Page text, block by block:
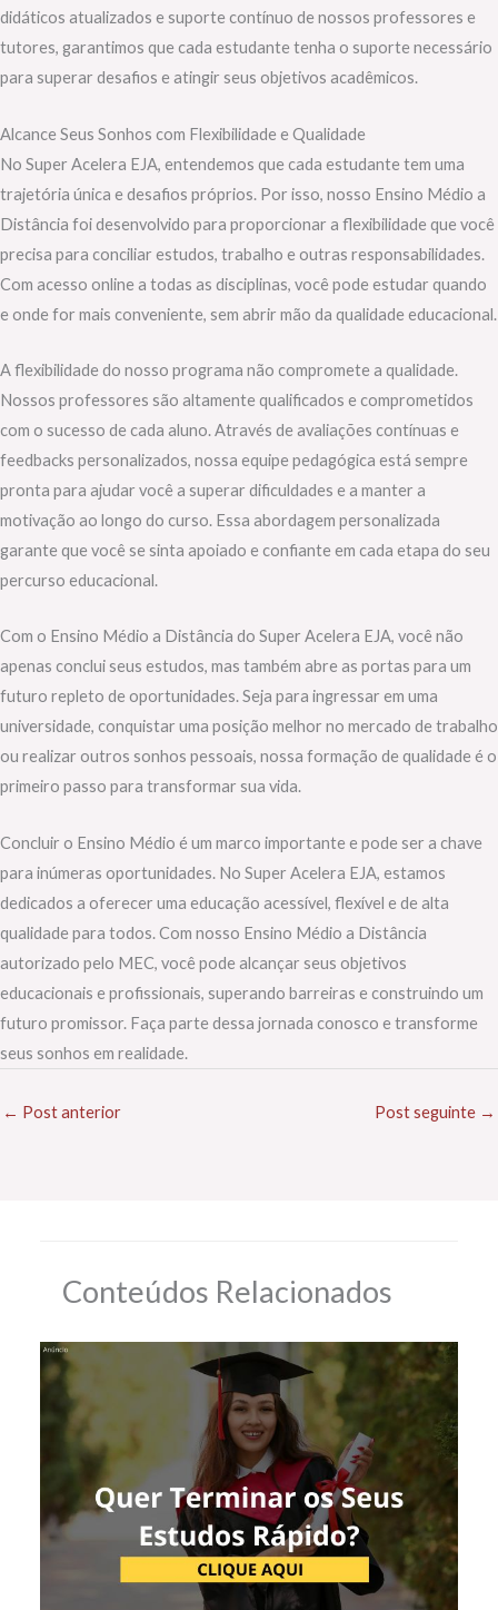
didáticos atualizados e suporte contínuo de nossos professores e
tutores, garantimos que cada estudante tenha o suporte necessário
para superar desafios e atingir seus objetivos acadêmicos.
Alcance Seus Sonhos com Flexibilidade e Qualidade
No Super Acelera EJA, entendemos que cada estudante tem uma
trajetória única e desafios próprios. Por isso, nosso Ensino Médio a
Distância foi desenvolvido para proporcionar a flexibilidade que você
precisa para conciliar estudos, trabalho e outras responsabilidades.
Com acesso online a todas as disciplinas, você pode estudar quando
e onde for mais conveniente, sem abrir mão da qualidade educacional.
A flexibilidade do nosso programa não compromete a qualidade.
Nossos professores são altamente qualificados e comprometidos
com o sucesso de cada aluno. Através de avaliações contínuas e
feedbacks personalizados, nossa equipe pedagógica está sempre
pronta para ajudar você a superar dificuldades e a manter a
motivação ao longo do curso. Essa abordagem personalizada
garante que você se sinta apoiado e confiante em cada etapa do seu
percurso educacional.
Com o Ensino Médio a Distância do Super Acelera EJA, você não
apenas conclui seus estudos, mas também abre as portas para um
futuro repleto de oportunidades. Seja para ingressar em uma
universidade, conquistar uma posição melhor no mercado de trabalho
ou realizar outros sonhos pessoais, nossa formação de qualidade é o
primeiro passo para transformar sua vida.
Concluir o Ensino Médio é um marco importante e pode ser a chave
para inúmeras oportunidades. No Super Acelera EJA, estamos
dedicados a oferecer uma educação acessível, flexível e de alta
qualidade para todos. Com nosso Ensino Médio a Distância
autorizado pelo MEC, você pode alcançar seus objetivos
educacionais e profissionais, superando barreiras e construindo um
futuro promissor. Faça parte dessa jornada conosco e transforme
seus sonhos em realidade.
← Post anterior Post seguinte →
Conteúdos Relacionados